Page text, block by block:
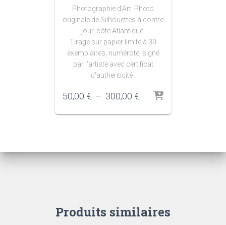
Photographie d’Art. Photo
originale de Silhouettes à contre
jour, côte Atlantique.
Tirage sur papier limité à 30
exemplaires, numéroté, signé
par l’artiste avec certificat
d’authenticité .
50,00 € – 300,00 €Plage
prix :
Produits similaires